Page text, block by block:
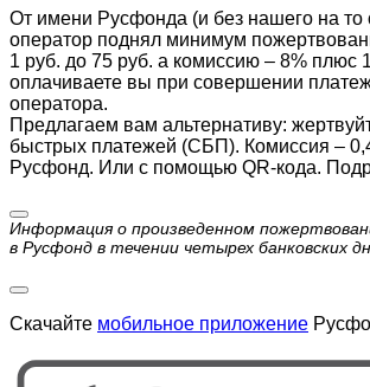
От имени Русфонда (и без нашего на то
оператор поднял минимум
1 руб. до 75 руб. а комиссию – 8% плюс
оплачиваете вы при совершении
оператора.
Предлагаем вам альтернативу:
быстрых платежей (СБП). Комиссия –
Русфонд. Или с помощью QR-кода.
Информация о произведенном
в Русфонд в течении четырех банковских
Скачайте мобильное приложение